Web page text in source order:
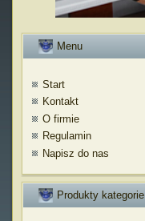
Menu
Start
Kontakt
O firmie
Regulamin
Napisz do nas
Produkty kategorie